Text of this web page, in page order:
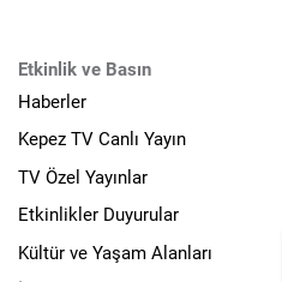
Etkinlik ve Basın
Haberler
Kepez TV Canlı Yayın
TV Özel Yayınlar
Etkinlikler Duyurular
Kültür ve Yaşam Alanları